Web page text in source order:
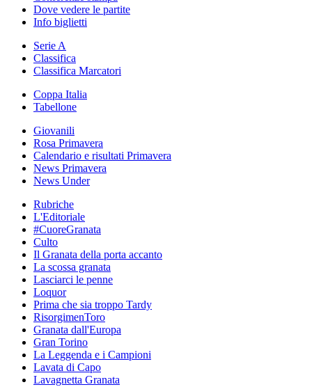
Dove vedere le partite
Info biglietti
Serie A
Classifica
Classifica Marcatori
Coppa Italia
Tabellone
Giovanili
Rosa Primavera
Calendario e risultati Primavera
News Primavera
News Under
Rubriche
L'Editoriale
#CuoreGranata
Culto
Il Granata della porta accanto
La scossa granata
Lasciarci le penne
Loquor
Prima che sia troppo Tardy
RisorgimenToro
Granata dall'Europa
Gran Torino
La Leggenda e i Campioni
Lavata di Capo
Lavagnetta Granata